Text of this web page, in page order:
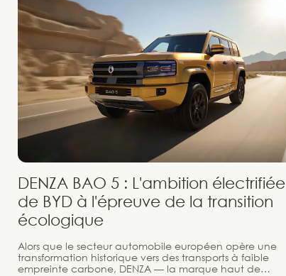
DENZA BAO 5 : L'ambition électrifiée
de BYD à l'épreuve de la transition
écologique
Alors que le secteur automobile européen opère une
transformation historique vers des transports à faible
empreinte carbone, DENZA — la marque haut de